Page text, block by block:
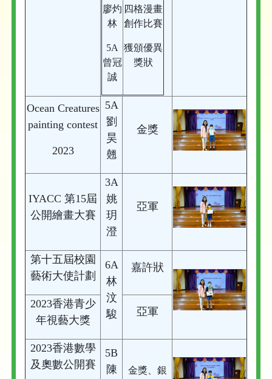
廖灼
林
5A
曾冠
誠
四格漫畫
創作比賽
獲頒優異
獎狀
Ocean Creatures
painting contest
2023
5A
劉
昊
翹
金獎
IYACC 第15屆
公開繪畫大賽
3A
姚
玥
澄
亞軍
第十五屆校園
藝術大使計劃
6A
林
汶
駿
嘉許狀
2023香港青少
年視藝大獎
亞軍
2023香港數學
及奧數公開賽
5B
陳
金獎、銀